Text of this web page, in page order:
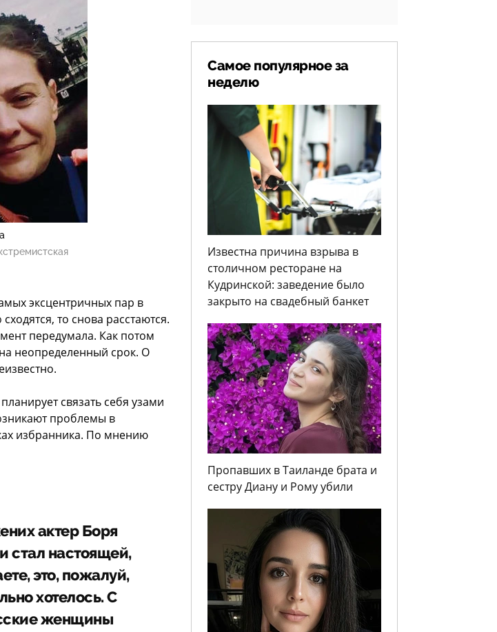
эксцентричных пар в
то снова расстаются.
передумала. Как потом
неопределенный срок. О
связать себя узами
проблемы в
избранника. По мнению
актер Боря
стал настоящей,
это, пожалуй,
хотелось. С
женщины
Самое популярное за
неделю
Известна причина взрыва в
столичном ресторане на
Кудринской: заведение было
закрыто на свадебный банкет
Пропавших в Таиланде брата и
сестру Диану и Рому убили